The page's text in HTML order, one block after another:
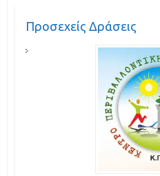
Προσεχείς Δράσεις